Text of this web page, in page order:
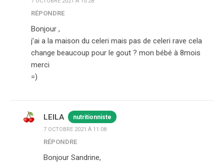
RÉPONDRE
Bonjour ,
j’ai a la maison du celeri mais pas de celeri rave cela
change beaucoup pour le gout ? mon bébé à 8mois
merci
=)
LEILA nutritionniste
7 OCTOBRE 2021 À 11:08
RÉPONDRE
Bonjour Sandrine,